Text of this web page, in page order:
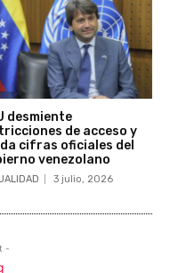
desmiente
de acceso y
cifras oficiales del
venezolano
3 julio, 2026
-